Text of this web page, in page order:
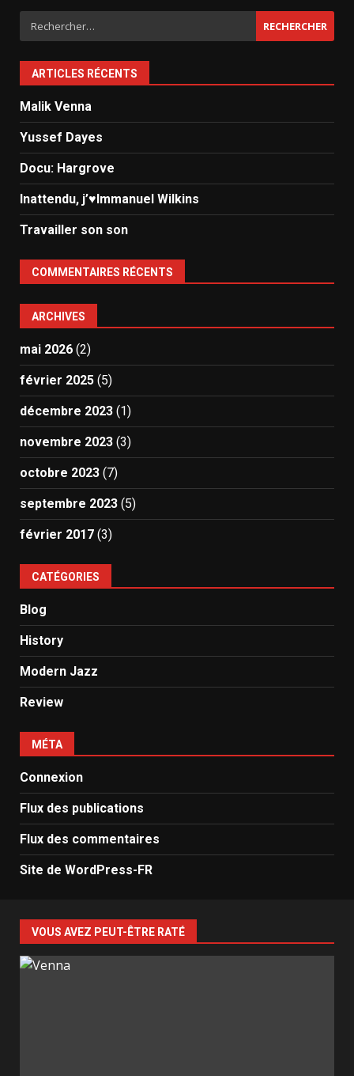
Rechercher :
ARTICLES RÉCENTS
Malik Venna
Yussef Dayes
Docu: Hargrove
Inattendu, j’♥️Immanuel Wilkins
Travailler son son
COMMENTAIRES RÉCENTS
ARCHIVES
mai 2026 (2)
février 2025 (5)
décembre 2023 (1)
novembre 2023 (3)
octobre 2023 (7)
septembre 2023 (5)
février 2017 (3)
CATÉGORIES
Blog
History
Modern Jazz
Review
MÉTA
Connexion
Flux des publications
Flux des commentaires
Site de WordPress-FR
VOUS AVEZ PEUT-ÊTRE RATÉ